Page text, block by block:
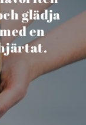
glädja
en